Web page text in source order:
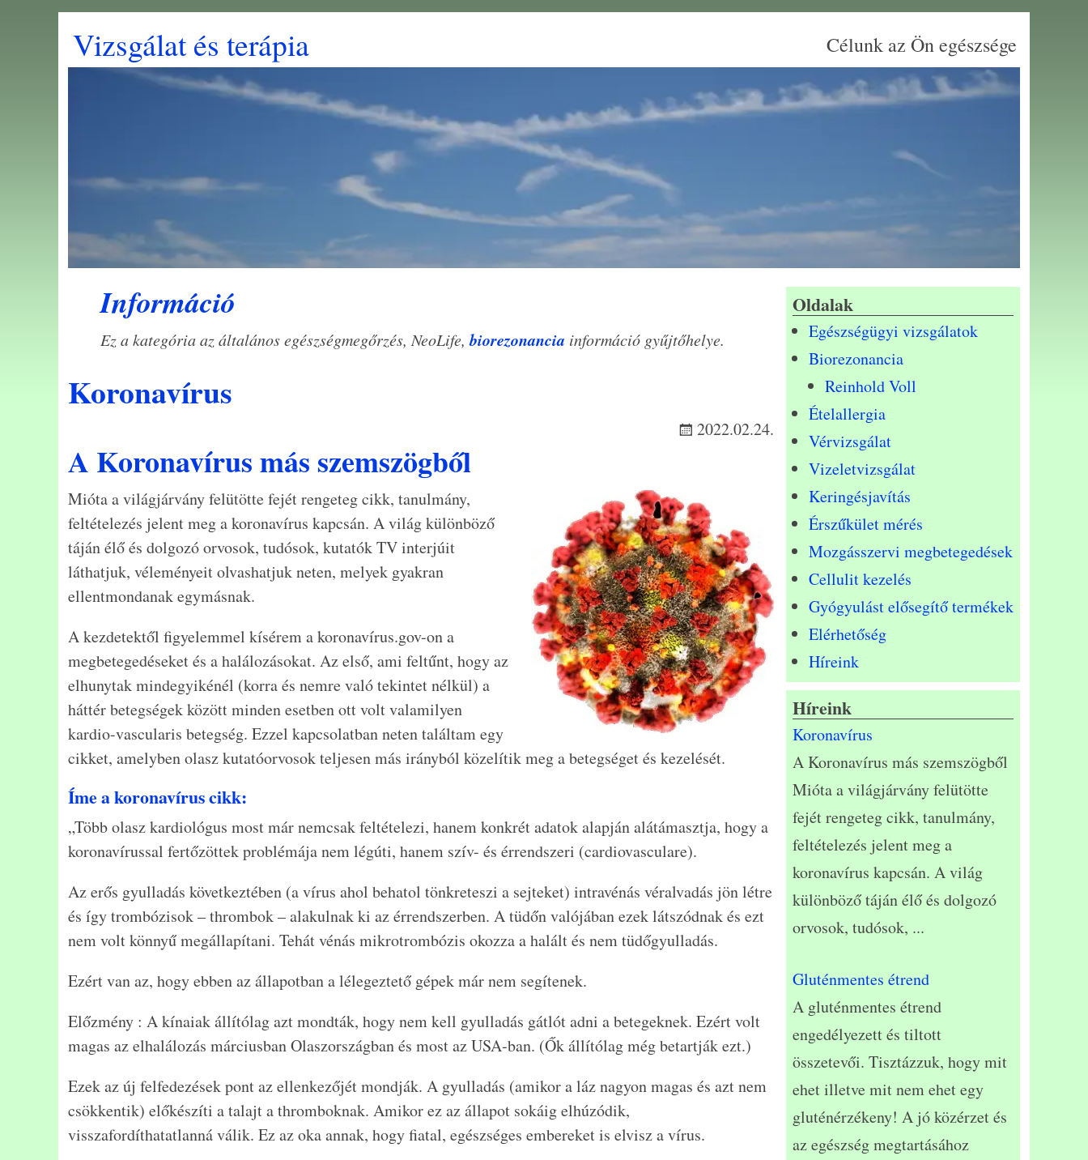
Vizsgálat és terápia Célunk az Ön egészsége
Információ
Ez a kategória az általános egészségmegőrzés, NeoLife,biorezonancia információ gyűjtőhelye.
Koronavírus
2022.02.24.
A Koronavírus más szemszögből
Mióta a világjárvány felütötte fejét rengeteg cikk, tanulmány,
feltételezés jelent meg a koronavírus kapcsán. A világ különböző
táján élő és dolgozó orvosok, tudósok, kutatók TV interjúit
láthatjuk, véleményeit olvashatjuk neten, melyek gyakran
ellentmondanak egymásnak.
A kezdetektől figyelemmel kísérem a koronavírus.gov-on a
megbetegedéseket és a halálozásokat. Az első, ami feltűnt, hogy az
elhunytak mindegyikénél (korra és nemre való tekintet nélkül) a
háttér betegségek között minden esetben ott volt valamilyen
kardio-vascularis betegség. Ezzel kapcsolatban neten találtam egy
cikket, amelyben olasz kutatóorvosok teljesen más irányból közelítik meg a betegséget és kezelését.
Íme a koronavírus cikk:
„Több olasz kardiológus most már nemcsak feltételezi, hanem konkrét adatok alapján alátámasztja, hogy a
koronavírussal fertőzöttek problémája nem légúti, hanem szív- és érrendszeri (cardiovasculare).
Az erős gyulladás következtében (a vírus ahol behatol tönkreteszi a sejteket) intravénás véralvadás jön létre
és így trombózisok – thrombok – alakulnak ki az érrendszerben. A tüdőn valójában ezek látszódnak és ezt
nem volt könnyű megállapítani. Tehát vénás mikrotrombózis okozza a halált és nem tüdőgyulladás.
Ezért van az, hogy ebben az állapotban a lélegeztető gépek már nem segítenek.
Előzmény : A kínaiak állítólag azt mondták, hogy nem kell gyulladás gátlót adni a betegeknek. Ezért volt
magas az elhalálozás márciusban Olaszországban és most az USA-ban. (Ők állítólag még betartják ezt.)
Ezek az új felfedezések pont az ellenkezőjét mondják. A gyulladás (amikor a láz nagyon magas és azt nem
csökkentik) előkészíti a talajt a thromboknak. Amikor ez az állapot sokáig elhúzódik,
visszafordíthatatlanná válik. Ez az oka annak, hogy fiatal, egészséges embereket is elvisz a vírus.
Oldalak
Egészségügyi vizsgálatok
Biorezonancia
Reinhold Voll
Ételallergia
Vérvizsgálat
Vizeletvizsgálat
Keringésjavítás
Érszűkület mérés
Mozgásszervi megbetegedések
Cellulit kezelés
Gyógyulást elősegítő termékek
Elérhetőség
Híreink
Híreink
Koronavírus
A Koronavírus más szemszögből
Mióta a világjárvány felütötte
fejét rengeteg cikk, tanulmány,
feltételezés jelent meg a
koronavírus kapcsán. A világ
különböző táján élő és dolgozó
orvosok, tudósok, ...
Gluténmentes étrend
A gluténmentes étrend
engedélyezett és tiltott
összetevői. Tisztázzuk, hogy mit
ehet illetve mit nem ehet egy
gluténérzékeny! A jó közérzet és
az egészség megtartásához